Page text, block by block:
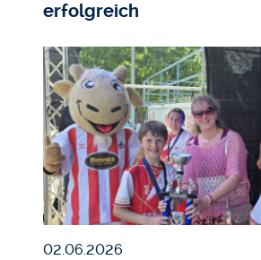
erfolgreich
Bildmedium
Bild
Veröffentlicht am
02.06.2026